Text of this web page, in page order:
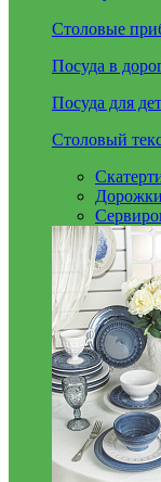
Столовые
Посуда в
Посуда для
Столовый